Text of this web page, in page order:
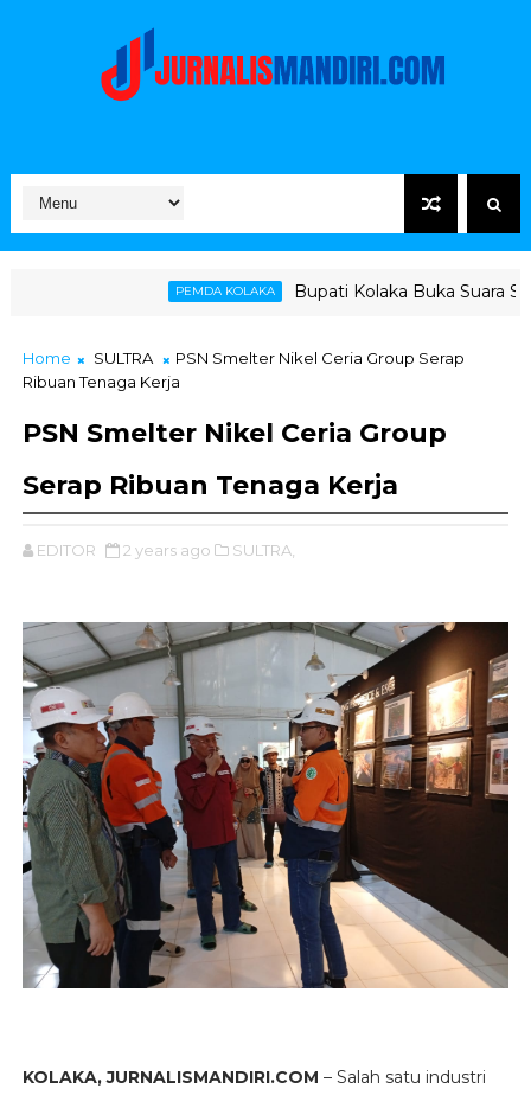
Bupati Kolaka Buka Suara Soal Ketegangan
Home SULTRA
PSN Smelter Nikel Ceria Group Serap
Ribuan Tenaga Kerja
PSN Smelter Nikel Ceria Group
Serap Ribuan Tenaga Kerja
EDITOR 2 years ago SULTRA,
KOLAKA, JURNALISMANDIRI.COM – Salah satu industri